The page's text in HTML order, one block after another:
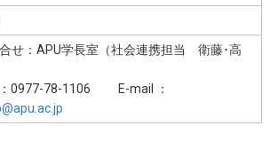
せ：APU学長室（社会連携担当 衛藤･高
：0977-78-1106 E-mail ：